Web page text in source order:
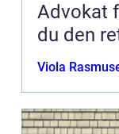
Advokat
du den
Viola